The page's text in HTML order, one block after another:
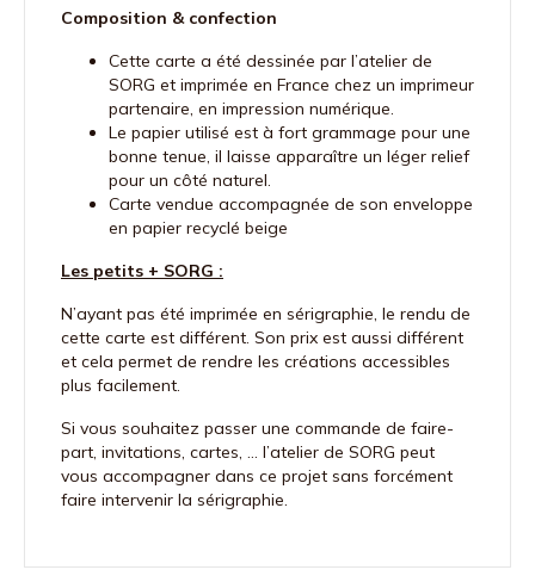
Composition & confection
Cette carte a été dessinée par l’atelier de
SORG et imprimée en France chez un imprimeur
partenaire, en impression numérique.
Le papier utilisé est à fort grammage pour une
bonne tenue, il laisse apparaître un léger relief
pour un côté naturel.
Carte vendue accompagnée de son enveloppe
en papier recyclé beige
Les petits + SORG :
N’ayant pas été imprimée en sérigraphie, le rendu de
cette carte est différent. Son prix est aussi différent
et cela permet de rendre les créations accessibles
plus facilement.
Si vous souhaitez passer une commande de faire-
part, invitations, cartes, … l’atelier de SORG peut
vous accompagner dans ce projet sans forcément
faire intervenir la sérigraphie.